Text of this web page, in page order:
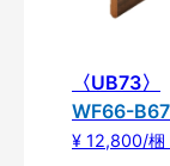
〈UB73〉
WF66-
¥ 12,800/梱